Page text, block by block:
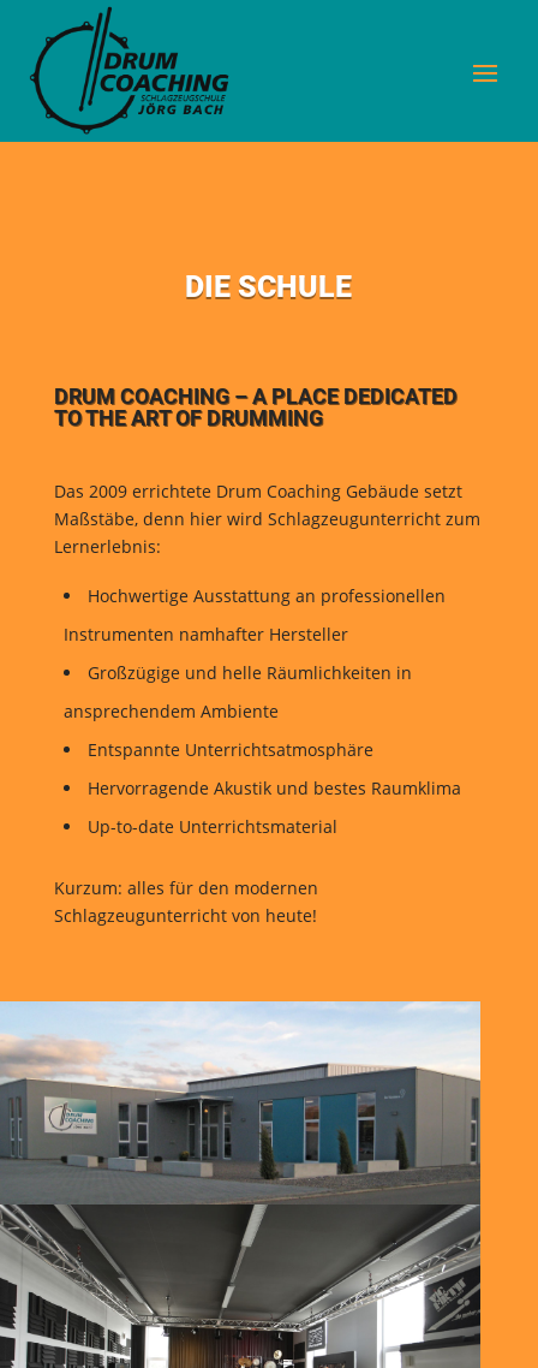
DIE SCHULE
DRUM COACHING – A PLACE DEDICATED
TO THE ART OF DRUMMING
Das 2009 errichtete Drum Coaching Gebäude setzt
Maßstäbe, denn hier wird Schlagzeugunterricht zum
Lernerlebnis:
Hochwertige Ausstattung an professionellen
Instrumenten namhafter Hersteller
Großzügige und helle Räumlichkeiten in
ansprechendem Ambiente
Entspannte Unterrichtsatmosphäre
Hervorragende Akustik und bestes Raumklima
Up-to-date Unterrichtsmaterial
Kurzum: alles für den modernen
Schlagzeugunterricht von heute!